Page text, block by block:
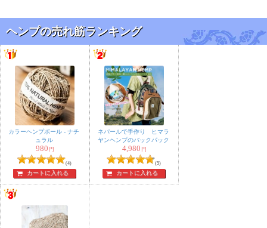
ヘンプの売れ筋ランキング
カラーヘンプボール - ナチ
ュラル
980 円
(4)
カートに入れる
ネパールで手作り ヒマラ
ヤンヘンプのバックパック
4,980 円
(5)
カートに入れる